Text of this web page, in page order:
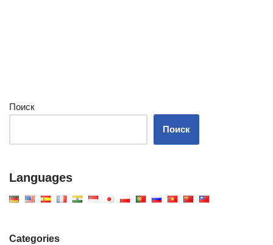
Поиск
Поиск
Languages
Categories